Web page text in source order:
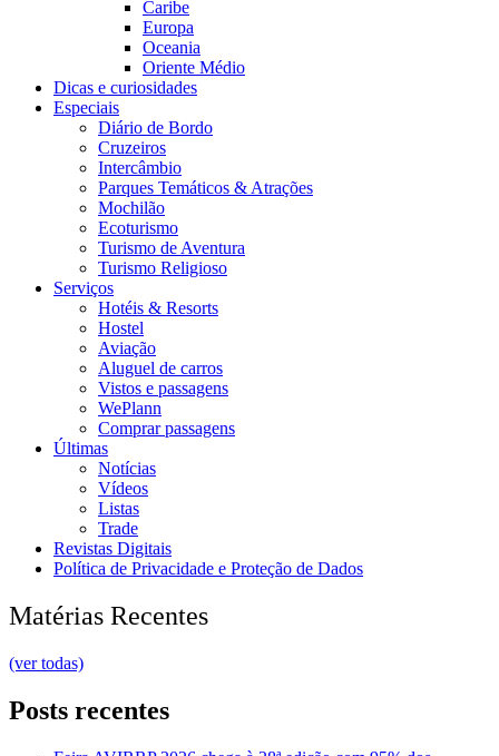
Caribe
Europa
Oceania
Oriente Médio
Dicas e curiosidades
Especiais
Diário de Bordo
Cruzeiros
Intercâmbio
Parques Temáticos & Atrações
Mochilão
Ecoturismo
Turismo de Aventura
Turismo Religioso
Serviços
Hotéis & Resorts
Hostel
Aviação
Aluguel de carros
Vistos e passagens
WePlann
Comprar passagens
Últimas
Notícias
Vídeos
Listas
Trade
Revistas Digitais
Política de Privacidade e Proteção de Dados
Matérias Recentes
(ver todas)
Posts recentes